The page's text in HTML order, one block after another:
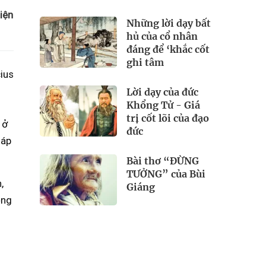
ở
Những lời dạy bất
hủ của cổ nhân
đáng để ‘khắc cốt
ghi tâm
Lời dạy của đức
Khổng Tử - Giá
trị cốt lõi của đạo
đức
Bài thơ “ĐỪNG
TƯỞNG” của Bùi
Giáng